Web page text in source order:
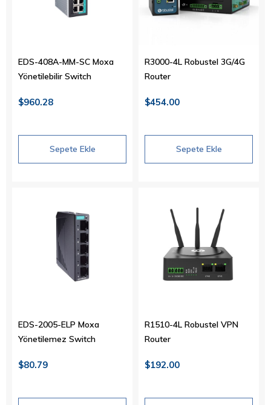
EDS-408A-MM-SC Moxa
Yönetilebilir Switch
$960.28
Sepete Ekle
R3000-4L Robustel 3G/4G
Router
$454.00
Sepete Ekle
EDS-2005-ELP Moxa
Yönetilemez Switch
$80.79
R1510-4L Robustel VPN
Router
$192.00